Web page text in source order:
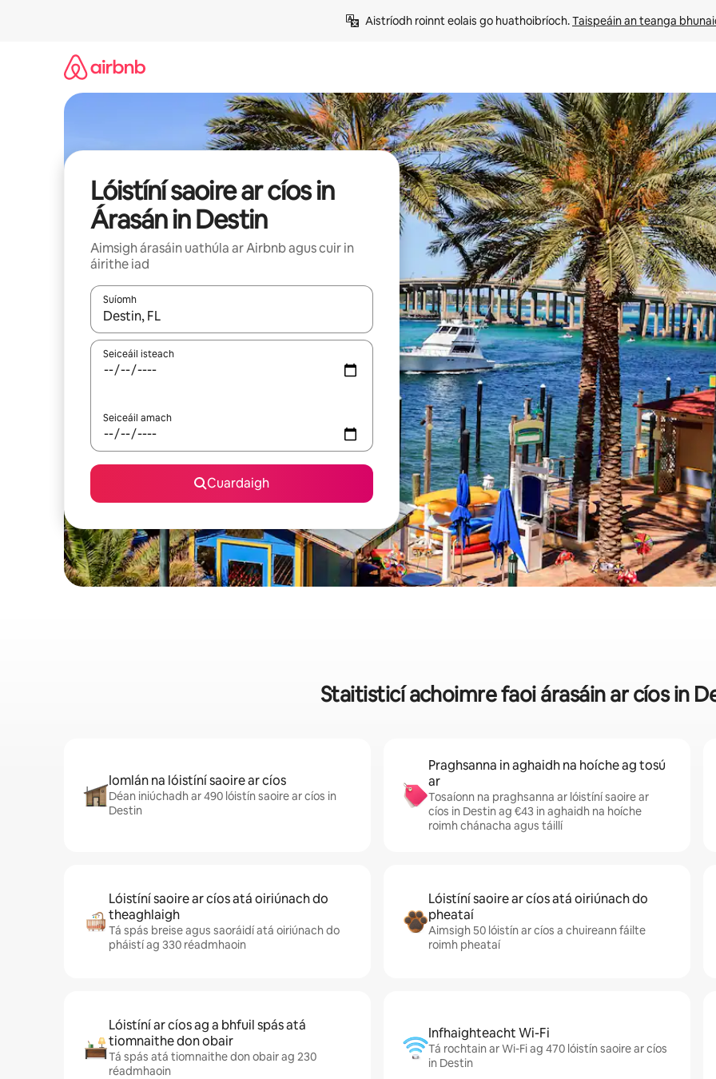
Aistríodh roinnt eolais go huathoibríoch. Taispeáin an teanga
Lóistíní saoire ar cíos in
Árasán in Destin
Aimsigh árasáin uathúla ar Airbnb agus cuir in
áirithe iad
Suíomh
Nuair a bheidh torthaí ar fáil, déan nascleanúint le saigheadeochracha suas agus síos nó déan iniúchadh trí thadhall nó
Seiceáil isteach
Seiceáil amach
Cuardaigh
Staitisticí achoimre faoi árasáin ar cíos in
Iomlán na lóistíní saoire ar cíos
Déan iniúchadh ar 490 lóistín saoire ar cíos in
Destin
Praghsanna in aghaidh na hoíche ag tosú
ar
Tosaíonn na praghsanna ar lóistíní saoire ar
cíos in Destin ag €43 in aghaidh na hoíche
roimh chánacha agus táillí
Lóistíní saoire ar cíos atá oiriúnach do
theaghlaigh
Tá spás breise agus saoráidí atá oiriúnach do
pháistí ag 330 réadmhaoin
Lóistíní saoire ar cíos atá oiriúnach do
pheataí
Aimsigh 50 lóistín ar cíos a chuireann fáilte
roimh pheataí
Lóistíní ar cíos ag a bhfuil spás atá
tiomnaithe don obair
Tá spás atá tiomnaithe don obair ag 230
réadmhaoin
Infhaighteacht Wi-Fi
Tá rochtain ar Wi-Fi ag 470 lóistín saoire ar cíos
in Destin